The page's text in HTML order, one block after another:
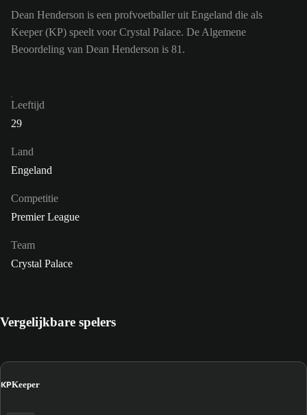
Dean Henderson is een profvoetballer uit Engeland die als
Keeper (KP) speelt voor Crystal Palace. De Algemene
Beoordeling van Dean Henderson is 81.
Leeftijd
29
Land
Engeland
Competitie
Premier League
Team
Crystal Palace
Vergelijkbare spelers
KPKeeper